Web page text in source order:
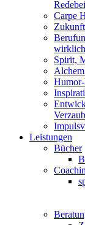
Carpe
Spirit,
Leistungen
Bücher